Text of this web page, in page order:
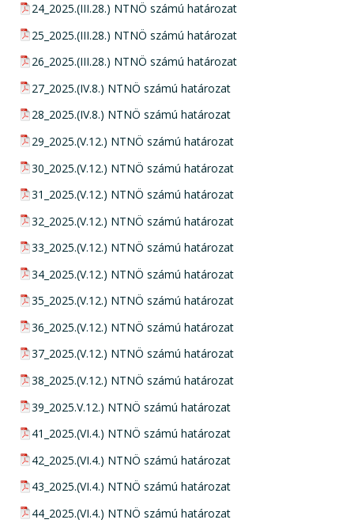
pdf csatolmány:
24_2025.(III.28.) NTNÖ számú határozat
pdf csatolmány:
25_2025.(III.28.) NTNÖ számú határozat
pdf csatolmány:
26_2025.(III.28.) NTNÖ számú határozat
pdf csatolmány:
27_2025.(IV.8.) NTNÖ számú határozat
pdf csatolmány:
28_2025.(IV.8.) NTNÖ számú határozat
pdf csatolmány:
29_2025.(V.12.) NTNÖ számú határozat
pdf csatolmány:
30_2025.(V.12.) NTNÖ számú határozat
pdf csatolmány:
31_2025.(V.12.) NTNÖ számú határozat
pdf csatolmány:
32_2025.(V.12.) NTNÖ számú határozat
pdf csatolmány:
33_2025.(V.12.) NTNÖ számú határozat
pdf csatolmány:
34_2025.(V.12.) NTNÖ számú határozat
pdf csatolmány:
35_2025.(V.12.) NTNÖ számú határozat
pdf csatolmány:
36_2025.(V.12.) NTNÖ számú határozat
pdf csatolmány:
37_2025.(V.12.) NTNÖ számú határozat
pdf csatolmány:
38_2025.(V.12.) NTNÖ számú határozat
pdf csatolmány:
39_2025.V.12.) NTNÖ számú határozat
pdf csatolmány:
41_2025.(VI.4.) NTNÖ számú határozat
pdf csatolmány:
42_2025.(VI.4.) NTNÖ számú határozat
pdf csatolmány:
43_2025.(VI.4.) NTNÖ számú határozat
pdf csatolmány:
44_2025.(VI.4.) NTNÖ számú határozat